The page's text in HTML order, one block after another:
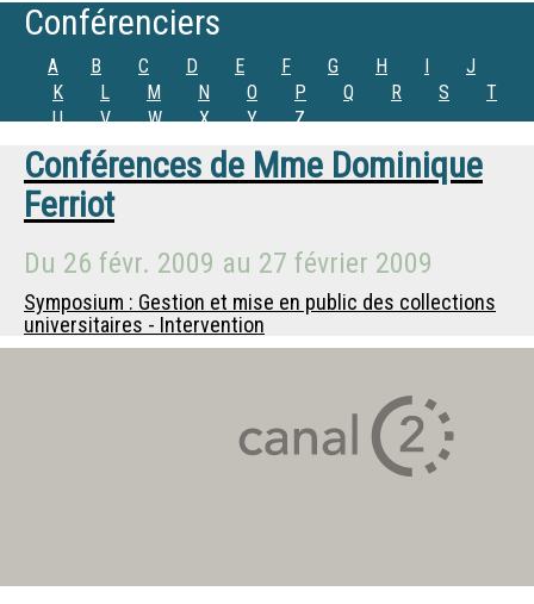
Conférenciers
A B C D E F G H I
J
K
L M N O P Q R S
T
U
V W X Y Z
Conférences de Mme Dominique
Ferriot
Du 26 févr. 2009 au 27 février 2009
Symposium : Gestion et mise en public des collections
universitaires - Intervention